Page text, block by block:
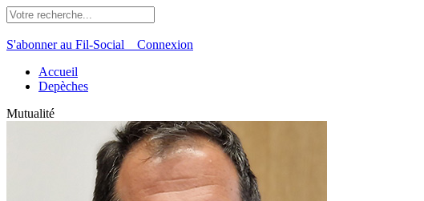
S'abonner au Fil-Social Connexion
Accueil
Depèches
Mutualité